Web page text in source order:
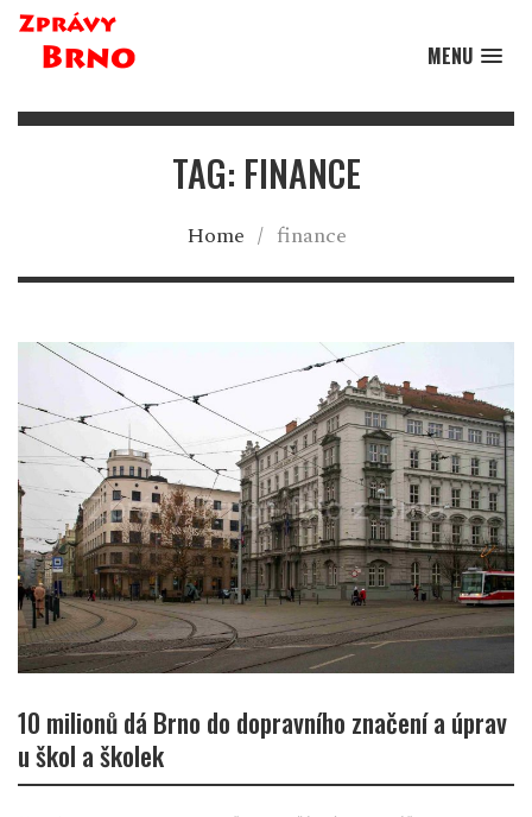
MENU
TAG: FINANCE
Home / finance
10 milionů dá Brno do dopravního značení a úprav
u škol a školek